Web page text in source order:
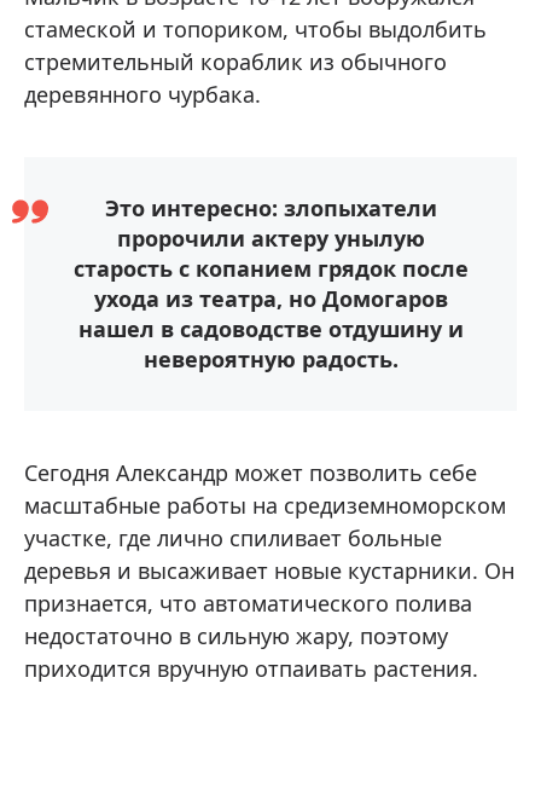
стамеской и топориком, чтобы выдолбить
стремительный кораблик из обычного
деревянного чурбака.
Это интересно: злопыхатели
пророчили актеру унылую
старость с копанием грядок после
ухода из театра, но Домогаров
нашел в садоводстве отдушину и
невероятную радость.
Сегодня Александр может позволить себе
масштабные работы на средиземноморском
участке, где лично спиливает больные
деревья и высаживает новые кустарники. Он
признается, что автоматического полива
недостаточно в сильную жару, поэтому
приходится вручную отпаивать растения.